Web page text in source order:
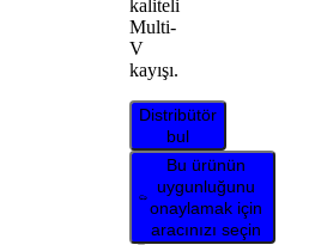
kaliteli
Multi-
V
kayışı.
Distribütör
bul
Bu ürünün
uygunluğunu
onaylamak için
aracınızı seçin